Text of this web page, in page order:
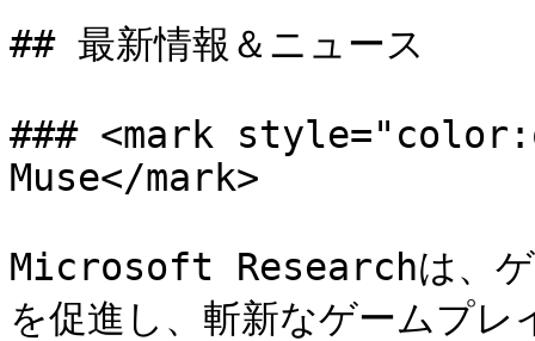
## 最新情報＆ニュース
### <mark
Muse</mark>
Microsoft Researchは、ゲ
を促進し、斬新なゲームプ